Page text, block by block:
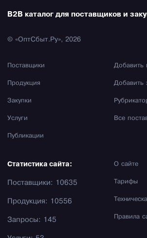
B2B каталог для поставщиков и
© «ОптСбыт.Ру», 2026
Поставщики
Продукция
Закупки
Услуги
Публикации
Добавить
Добавить
Все
О сайте
Тарифы
Правила
Статистика сайта:
Поставщики: 10635
Продукция: 10556
Запросы: 145